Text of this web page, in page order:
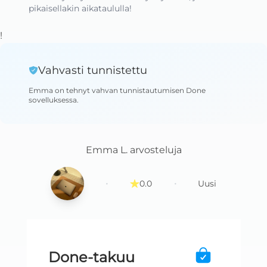
pikaisellakin aikataululla!
!
Vahvasti tunnistettu
Emma on tehnyt vahvan tunnistautumisen Done
sovelluksessa.
Emma L. arvosteluja
· 0.0 · Uusi
Done-takuu